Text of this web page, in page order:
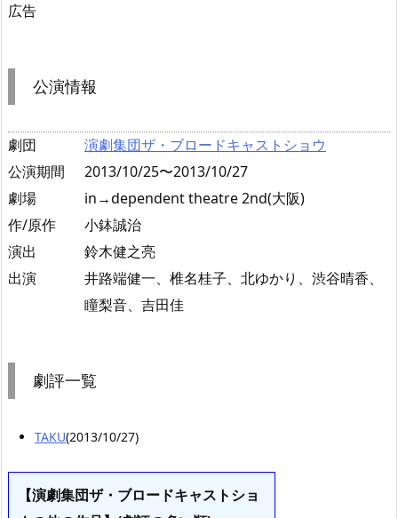
広告
公演情報
劇団
演劇集団ザ・ブロードキャストショウ
公演期間
2013/10/25〜2013/10/27
劇場
in→dependent theatre 2nd(大阪)
作/原作
小鉢誠治
演出
鈴木健之亮
出演
井路端健一、椎名桂子、北ゆかり、渋谷晴香、
瞳梨音、吉田佳
劇評一覧
TAKU(2013/10/27)
【演劇集団ザ・ブロードキャストショ